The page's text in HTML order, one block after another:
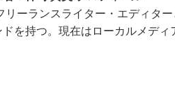
リーランスライター・エディタ
ドを持つ。現在はローカルメデ